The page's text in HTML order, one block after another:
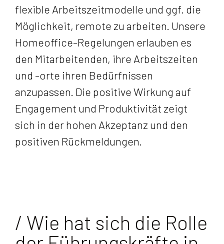
flexible Arbeitszeitmodelle und ggf. die
Möglichkeit, remote zu arbeiten. Unsere
Homeoffice-Regelungen erlauben es
den Mitarbeitenden, ihre Arbeitszeiten
und -orte ihren Bedürfnissen
anzupassen. Die positive Wirkung auf
Engagement und Produktivität zeigt
sich in der hohen Akzeptanz und den
positiven Rückmeldungen.
/ Wie hat sich die Rolle